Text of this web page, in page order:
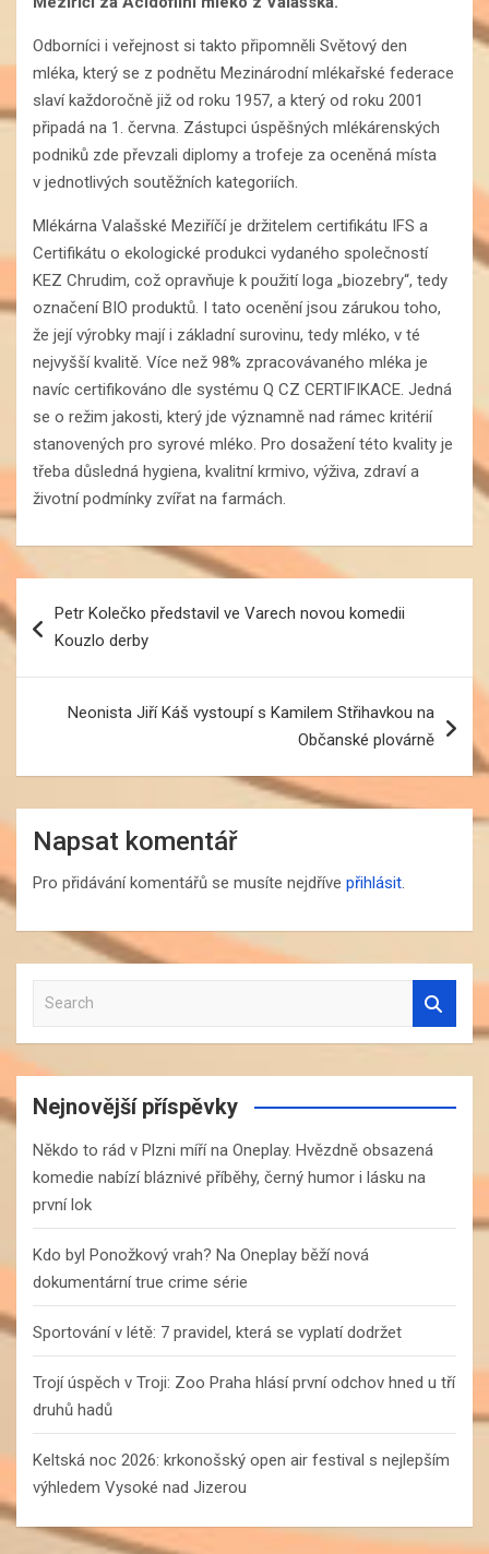
Odborníci i veřejnost si takto připomněli Světový den
mléka, který se z podnětu Mezinárodní mlékařské federace
slaví každoročně již od roku 1957, a který od roku 2001
připadá na 1. června. Zástupci úspěšných mlékárenských
podniků zde převzali diplomy a trofeje za oceněná místa
v jednotlivých soutěžních kategoriích.
Mlékárna Valašské Meziříčí je držitelem certifikátu IFS a
Certifikátu o ekologické produkci vydaného společností
KEZ Chrudim, což opravňuje k použití loga „biozebry“, tedy
označení BIO produktů. I tato ocenění jsou zárukou toho,
že její výrobky mají i základní surovinu, tedy mléko, v té
nejvyšší kvalitě. Více než 98% zpracovávaného mléka je
navíc certifikováno dle systému Q CZ CERTIFIKACE. Jedná
se o režim jakosti, který jde významně nad rámec kritérií
stanovených pro syrové mléko. Pro dosažení této kvality je
třeba důsledná hygiena, kvalitní krmivo, výživa, zdraví a
životní podmínky zvířat na farmách.
proPetr Kolečko představil ve Varech novou komedii
Kouzlo derby
Neonista Jiří Káš vystoupí s Kamilem Střihavkou na
Občanské plovárně
Napsat komentář
Pro přidávání komentářů se musíte nejdříve přihlásit.
a
r
c
Nejnovější příspěvky
Někdo to rád v Plzni míří na Oneplay. Hvězdně obsazená
komedie nabízí bláznivé příběhy, černý humor i lásku na
první lok
Kdo byl Ponožkový vrah? Na Oneplay běží nová
dokumentární true crime série
Sportování v létě: 7 pravidel, která se vyplatí dodržet
Trojí úspěch v Troji: Zoo Praha hlásí první odchov hned u tří
druhů hadů
Keltská noc 2026: krkonošský open air festival s nejlepším
výhledem Vysoké nad Jizerou